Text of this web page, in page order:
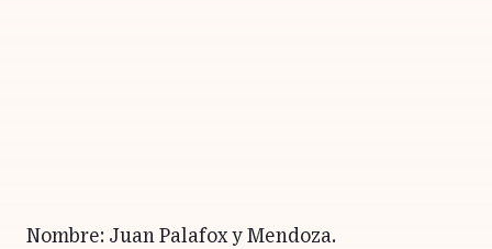
Nombre: Juan Palafox y Mendoza.